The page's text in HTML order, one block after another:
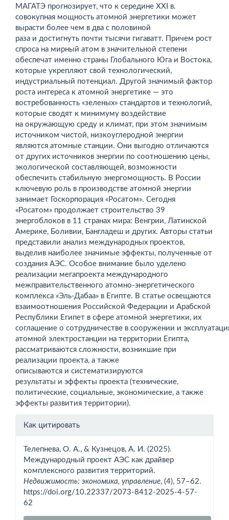
МАГАТЭ прогнозирует, что к середине XXI в.
совокупная мощность атомной энергетики может
вырасти более чем в два с половиной
раза и достигнуть почти тысячи гигаватт. Причем рост
спроса на мирный атом в значительной степени
обеспечат именно страны Глобального Юга и Востока,
которые укреп­ляют свой технологический,
индустриальный потенциал. Другой значимый фактор
роста интереса к атомной энергетике — это
востребованность «зеленых» стандартов и технологий,
которые сводят к минимуму воздействие
на окружающую среду и климат, при этом значимым
источником чистой, низкоуглеродной энергии
являются атомные станции. Они выгодно отличаются
от других источников энергии по соотношению цены,
экологической составляющей, возможности
обеспечить стабильную энергомощность. В России
ключевую роль в производстве атомной энергии
занимает Госкорпорация «Росатом». Сегодня
«Росатом» продолжает строительство 39
энергоблоков в 11 странах мира: Венгрии, Латинской
Америке, Боливии, Бангладеш и других. Авторы статьи
представили анализ международных проектов,
выделив наиболее значимые эффекты, полученные от
создания АЭС. Особое внимание было уделено
реализации мегапроекта международного
межправительственного атомно-энергетического
комплекса «Эль-Дабаа» в Египте. В статье освещаются
взаимоотношения Российской Федерации и Арабской
Республики Египет в сфере атомной энергетики, их
соглашение о сотрудничестве в сооружении и
атомной электростанции на территории Египта,
рассматриваются сложности, возникшие при
реализации проекта, а также
описываются и систематизируются
результаты и эффекты проекта (технические,
политические, социальные, экономические, а также
эффекты развития территории).
Информация
Как цитировать
Телепнева, О. А., & Кузнецов, А. И. (2025).
Международный проект АЭС как драйвер
комплексного развития территорий.
Недвижимость: экономика, управление, (4), 57–62.
https://doi.org/10.22337/2073-8412-2025-4-57-
62